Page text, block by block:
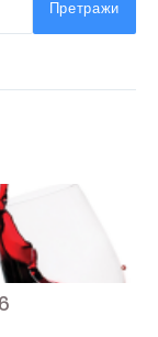
Претражи